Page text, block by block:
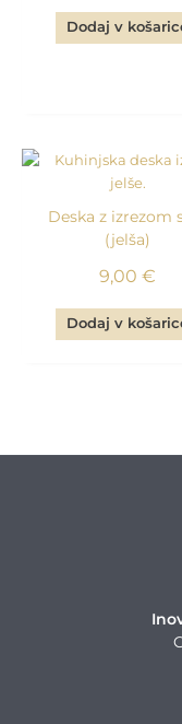
Dodaj v
Deska z izrezom
(jelša)
9,00 €
Dodaj v